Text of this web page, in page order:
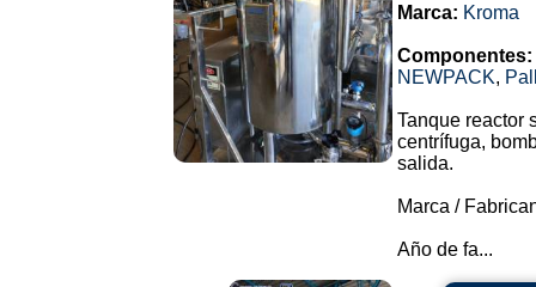
Marca: Kroma
Componentes:
NEWPACK,
Tanque reactor
centrífuga,
salida.
Marca /
Año de fa...